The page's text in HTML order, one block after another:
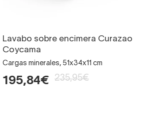
Lavabo sobre encimera Curazao
Coycama
Cargas minerales, 51x34x11 cm
195,84€ 235,95€